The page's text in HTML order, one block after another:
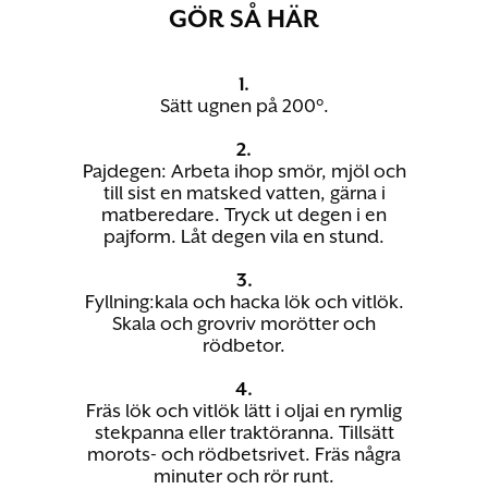
GÖR SÅ HÄR
1.
Sätt ugnen på 200°.
2.
Pajdegen: Arbeta ihop smör, mjöl och
till sist en matsked vatten, gärna i
matberedare. Tryck ut degen i en
pajform. Låt degen vila en stund.
3.
Fyllning:kala och hacka lök och vitlök.
Skala och grovriv morötter och
rödbetor.
4.
Fräs lök och vitlök lätt i oljai en rymlig
stekpanna eller traktöranna. Tillsätt
morots- och rödbetsrivet. Fräs några
minuter och rör runt.